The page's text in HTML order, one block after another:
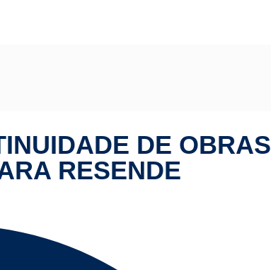
DE OBRAS
RESENDE